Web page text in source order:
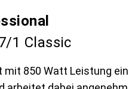
1 Classic
mit 850 Watt Leistung ein